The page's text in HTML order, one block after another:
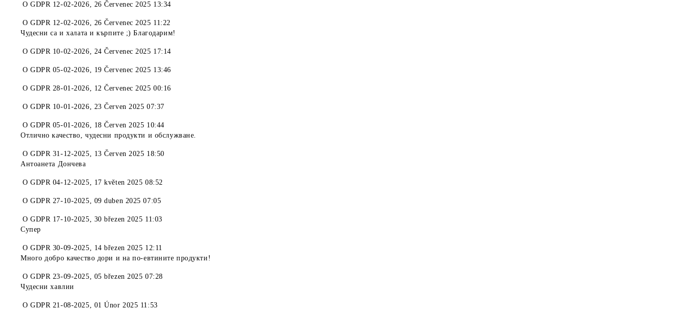
OGDPR 12-02-2026, 26 Červenec 2025 13:34
OGDPR 12-02-2026, 26 Červenec 2025 11:22
Чудесни са и халата и кърпите ;) Благодарим!
OGDPR 10-02-2026, 24 Červenec 2025 17:14
OGDPR 05-02-2026, 19 Červenec 2025 13:46
OGDPR 28-01-2026, 12 Červenec 2025 00:16
OGDPR 10-01-2026, 23 Červen 2025 07:37
OGDPR 05-01-2026, 18 Červen 2025 10:44
Отлично качество, чудесни продукти и обслужване.
OGDPR 31-12-2025, 13 Červen 2025 18:50
Антоанета Дончева
OGDPR 04-12-2025, 17 květen 2025 08:52
OGDPR 27-10-2025, 09 duben 2025 07:05
OGDPR 17-10-2025, 30 březen 2025 11:03
Супер
OGDPR 30-09-2025, 14 březen 2025 12:11
Много добро качество дори и на по-евтините продукти!
OGDPR 23-09-2025, 05 březen 2025 07:28
Чудесни хавлии
OGDPR 21-08-2025, 01 Únor 2025 11:53